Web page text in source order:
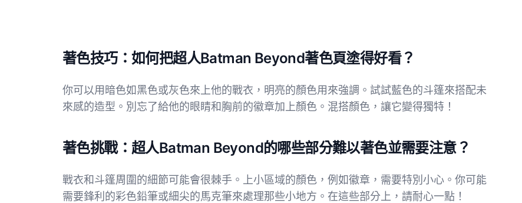
著色技巧：如何把超人Batman Beyond著色頁塗得好看？
你可以用暗色如黑色或灰色來上他的戰衣，明亮的顏色用來強調。試試藍色的斗篷來搭配未
來感的造型。別忘了給他的眼睛和胸前的徽章加上顏色。混搭顏色，讓它變得獨特！
著色挑戰：超人Batman Beyond的哪些部分難以著色並需要注意？
戰衣和斗篷周圍的細節可能會很棘手。上小區域的顏色，例如徽章，需要特別小心。你可能
需要鋒利的彩色鉛筆或細尖的馬克筆來處理那些小地方。在這些部分上，請耐心一點！